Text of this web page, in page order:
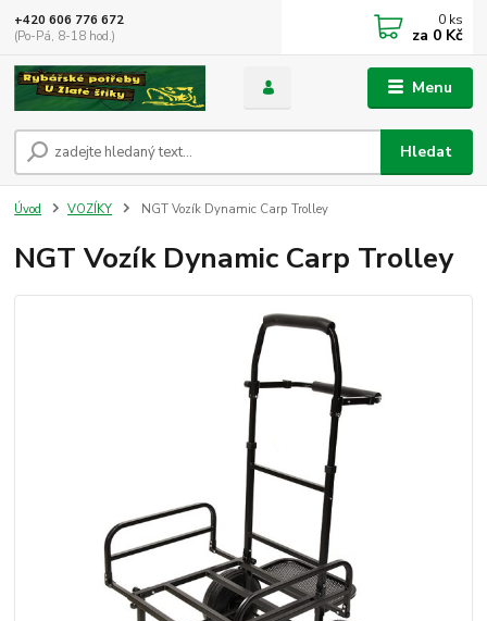
Menu
Hledat
+420 606 776 672
(Po-Pá, 8-18 hod.)
0 ks
za 0 Kč
Úvod VOZÍKY NGT Vozík Dynamic Carp Trolley
NGT Vozík Dynamic Carp Trolley